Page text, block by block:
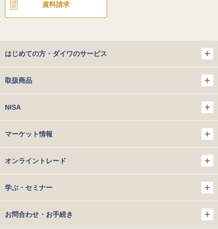
資料請求
はじめての方・ダイワのサービス
取扱商品
NISA
マーケット情報
オンライントレード
学ぶ・セミナー
お問合わせ・お手続き